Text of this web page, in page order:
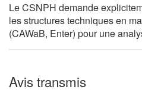
Le CSNPH demande
les structures techniques en
(CAWaB, Enter) pour une
Avis transmis